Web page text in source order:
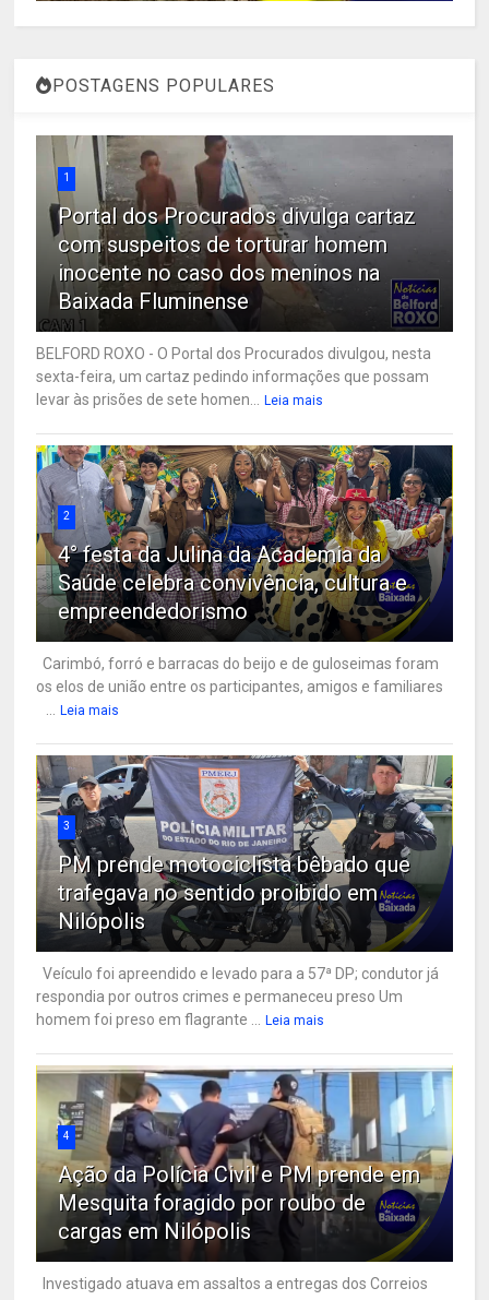
POSTAGENS POPULARES
1
Portal dos Procurados divulga cartaz
com suspeitos de torturar homem
inocente no caso dos meninos na
Baixada Fluminense
BELFORD ROXO - O Portal dos Procurados divulgou, nesta
sexta-feira, um cartaz pedindo informações que possam
levar às prisões de sete homen...
Leia mais
2
4° festa da Julina da Academia da
Saúde celebra convivência, cultura e
empreendedorismo
Carimbó, forró e barracas do beijo e de guloseimas foram
os elos de união entre os participantes, amigos e familiares
Leia mais
3
PM prende motociclista bêbado que
trafegava no sentido proibido em
Nilópolis
Veículo foi apreendido e levado para a 57ª DP; condutor já
respondia por outros crimes e permaneceu preso Um
homem foi preso em flagrante ...
Leia mais
4
Ação da Polícia Civil e PM prende em
Mesquita foragido por roubo de
cargas em Nilópolis
Investigado atuava em assaltos a entregas dos Correios